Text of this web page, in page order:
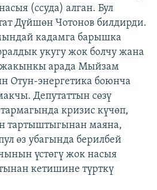
(ссуда) алган. Бул
Дүйшөн Чотонов билдирди.
кадамга барышка
укугу жок болчу жана
жакынкы арада Мыйзам
Отун-энергетика боюнча
Депутаттын сөзү
кризис күчөп,
тартыштыгынан маяна,
өз убагында берилбей
үстөгү жок насыя
кетишине түрткү